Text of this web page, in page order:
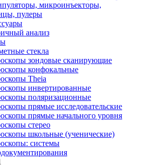
микроинъекторы,
пулеры
анализ
стекла
зондовые сканирующие
конфокальные
Theia
инвертированные
поляризационные
прямые исследовательские
прямые начального уровня
стерео
школьные (ученические)
системы